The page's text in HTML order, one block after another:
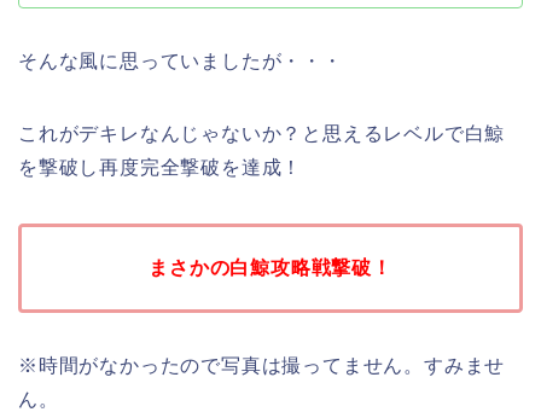
そんな風に思っていましたが・・・
これがデキレなんじゃないか？と思えるレベルで白鯨
を撃破し再度完全撃破を達成！
まさかの白鯨攻略戦撃破！
※時間がなかったので写真は撮ってません。すみませ
ん。